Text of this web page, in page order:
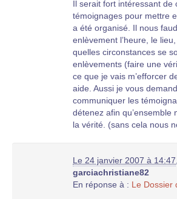
Il serait fort intéressant de
témoignages pour mettre
a été organisé. Il nous
enlèvement l’heure, le
quelles circonstances se
enlèvements (faire une
ce que je vais m’efforcer
aide. Aussi je vous
communiquer les
détenez afin qu’ensemble
la vérité. (sans cela nous
jcprieto@wanadoo.fr
Une fois les comparaisons
de tous nous les rendrons
Le 24 janvier 2007 à 14:47
garciachristiane82
En réponse à : Le Dossier